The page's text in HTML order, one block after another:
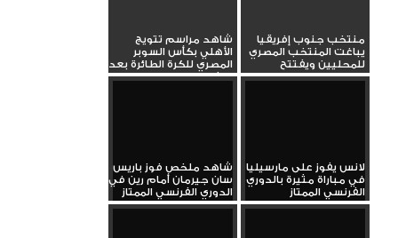
منتخب جنوب إفريقيا
يباغت المنتخب المصري
للمحليين ويفتتح
التسجيل
شاهد مراسم تتويج
الأهلي بكأس السوبر
المصري للكرة الطائرة بعد
الفوز...
لانس يفوز على مارسيليا
في مباراة مثيرة بالدوري
الفرنسي الممتاز
شاهد ملخص فوز باريس
سان جيرمان أمام رين في
الدوري الفرنسي الممتاز